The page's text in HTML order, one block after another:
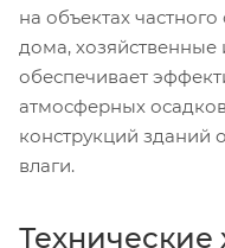
на объектах
дома,
обеспечивает
атмосферных
конструкций зданий
влаги.
Технические